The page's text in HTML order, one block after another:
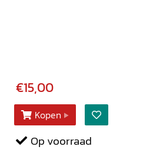
€15,00
Kopen
Op voorraad